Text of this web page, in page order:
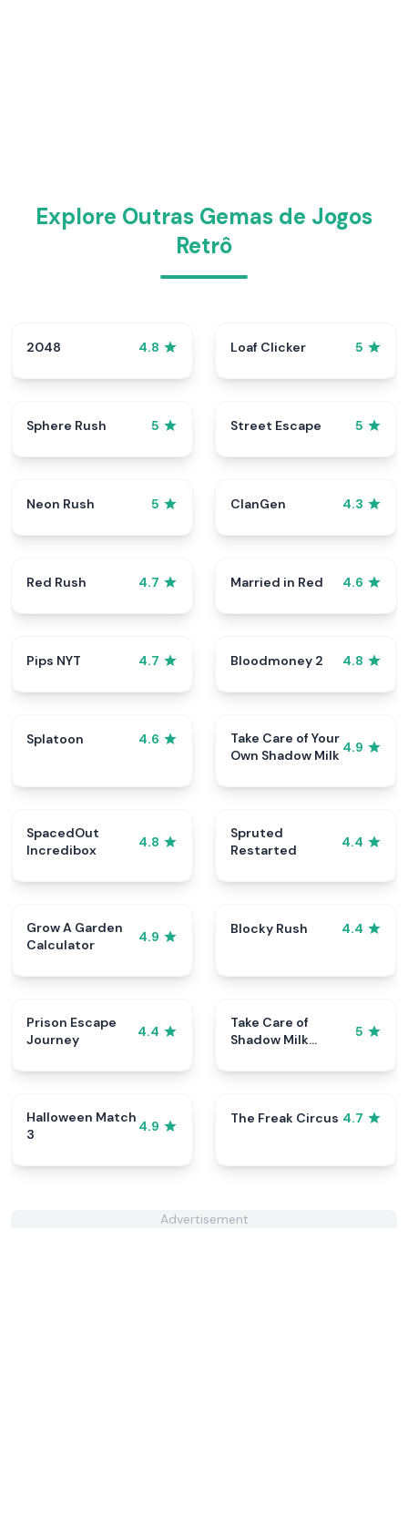
Explore Outras Gemas de Jogos
Retrô
2048 4.8 Loaf Clicker 5
Sphere Rush 5 Street Escape 5
Neon Rush 5 ClanGen 4.3
Red Rush 4.7 Married in Red 4.6
Pips NYT 4.7 Bloodmoney 2 4.8
Splatoon 4.6
Take Care of Your
Own Shadow Milk 4.9
SpacedOut
Incredibox
4.8
Spruted
Restarted
4.4
Grow A Garden
Calculator
4.9
Blocky Rush 4.4
Prison Escape
Journey
4.4
Take Care of
Shadow Milk
5
Halloween Match
3
4.9
The Freak Circus 4.7
Advertisement